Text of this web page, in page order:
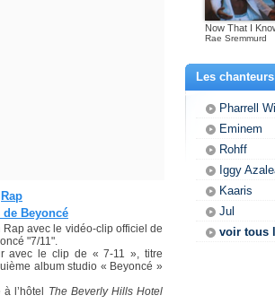
Rap
Beyoncé
Rap avec le vidéo-clip officiel de
"7/11".
avec le clip de « 7-11 », titre
album studio « Beyoncé »
l’hôtel
The Beverly Hills Hotel
Now That I
Rae Sremmurd
Les
Pharrell
Eminem
Rohff
Iggy
Kaaris
Jul
voir tous